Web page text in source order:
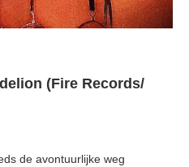
(Fire Records/
de avontuurlijke weg